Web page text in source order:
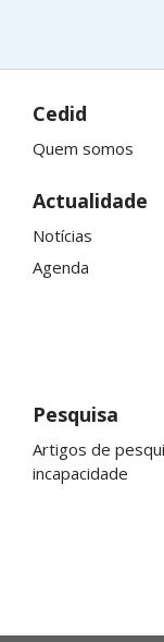
Cedid
Quem somos
Actualidade
Notícias
Agenda
Pesquisa
Artigos de
incapacidade